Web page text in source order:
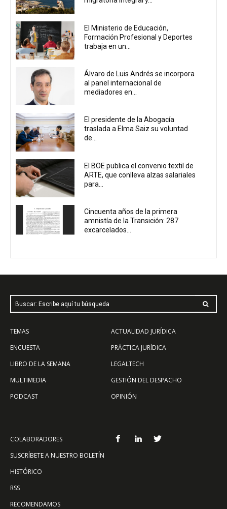
El Ministerio de Educación,
Formación Profesional y Deportes
trabaja en un...
Álvaro de Luis Andrés se incorpora
al panel internacional de
mediadores en...
El presidente de la Abogacía
traslada a Elma Saiz su voluntad
de...
El BOE publica el convenio textil de
ARTE, que conlleva alzas salariales
para...
Cincuenta años de la primera
amnistía de la Transición: 287
excarcelados...
Buscar: Escribe aquí tu búsqueda
TEMAS
ENCUESTA
LIBRO DE LA SEMANA
MULTIMEDIA
PODCAST
ACTUALIDAD JURÍDICA
PRÁCTICA JURÍDICA
LEGALTECH
GESTIÓN DEL DESPACHO
OPINIÓN
COLABORADORES
SUSCRÍBETE A NUESTRO BOLETÍN
HISTÓRICO
RSS
RECOMENDAMOS